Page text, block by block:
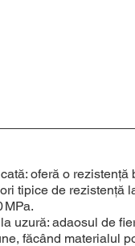
oferă o rezistență
tipice de rezistență
MPa.
uzură: adaosul de
făcând materialul